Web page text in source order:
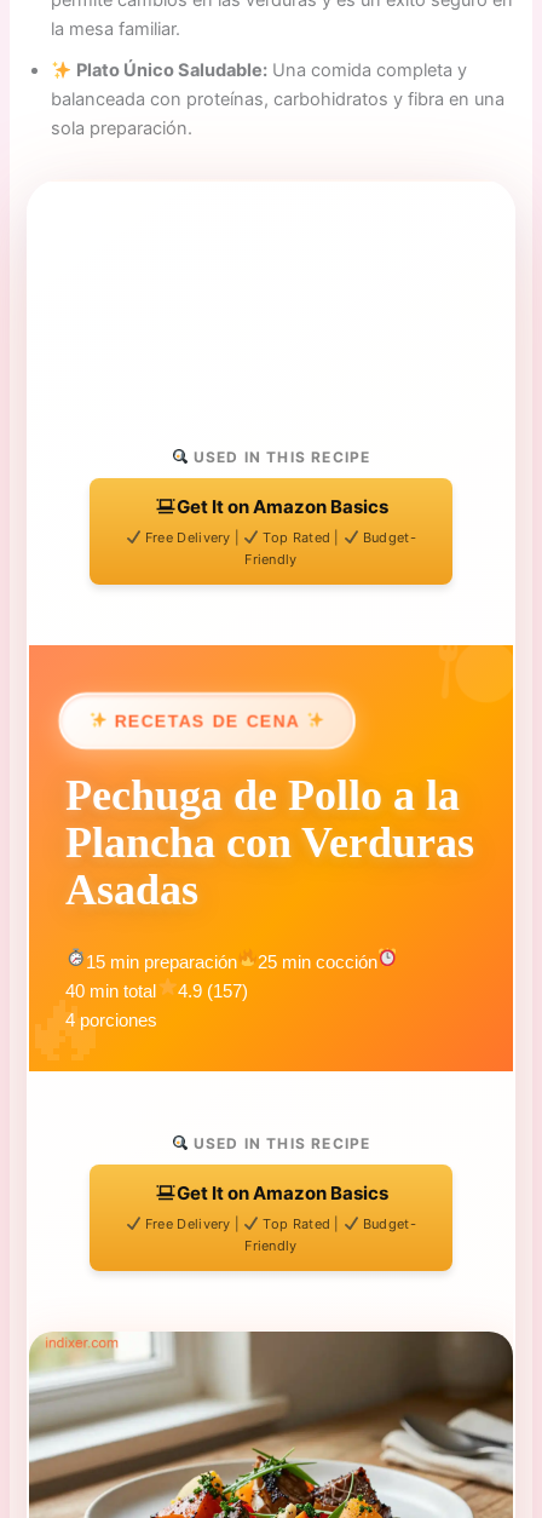
la mesa familiar.
Plato Único Saludable: Una comida completa y
balanceada con proteínas, carbohidratos y fibra en una
sola preparación.
USED IN THIS RECIPE
Get It on Amazon Basics
Free Delivery | Top Rated |
Budget-
Friendly
RECETAS DE CENA
Pechuga de Pollo a la
Plancha con Verduras
Asadas
15 min preparación
25 min cocción
40 min total
4 porciones
4.9 (157)
USED IN THIS RECIPE
Get It on Amazon Basics
Free Delivery | Top Rated |
Budget-
Friendly